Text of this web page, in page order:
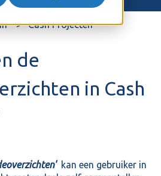
Cash Projecten
de
in Cash
kan een gebruiker in